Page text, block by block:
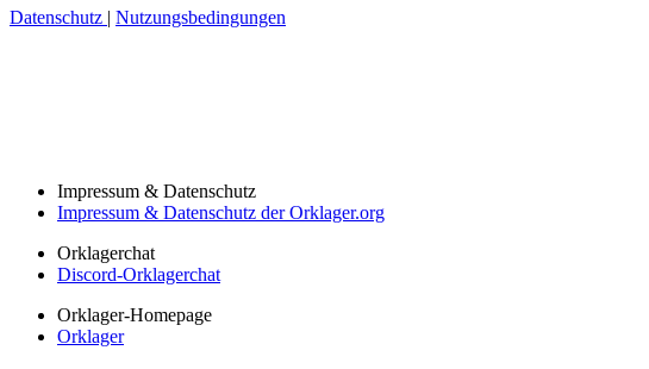
Datenschutz | Nutzungsbedingungen
Impressum & Datenschutz
Impressum & Datenschutz der Orklager.org
Orklagerchat
Discord-Orklagerchat
Orklager-Homepage
Orklager